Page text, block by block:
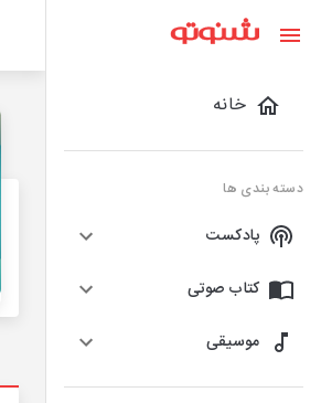
خانه
دسته بندی ها
پادکست
کتاب صوتی
موسیقی